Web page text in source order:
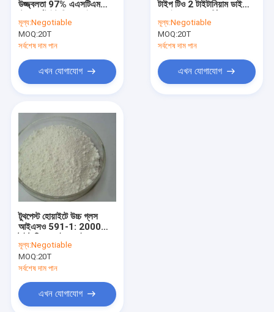
মাইক্রো টাইটানিয়াম ডাই অক্সাইড
অ্যালুমিনিয়াম সিলভার পেস্ট
জৈব পিগমেন্ট পাউডার
উজ্জ্বলতা 97% এএসটিএম
অক্সাইড
মূল্য:Negotiable
MOQ:20T
সর্বশেষ দাম পান
এখন যোগাযোগ
টাইপ টিও 2 টাইটানিয়াম ডাই
মূল্য:Negotiable
MOQ:20T
সর্বশেষ দাম পান
এখন যোগাযোগ
টুথপেস্ট হোয়াইটে উচ্চ গ্লস
আইএসও 591-1: 2000
মূল্য:Negotiable
MOQ:20T
সর্বশেষ দাম পান
এখন যোগাযোগ